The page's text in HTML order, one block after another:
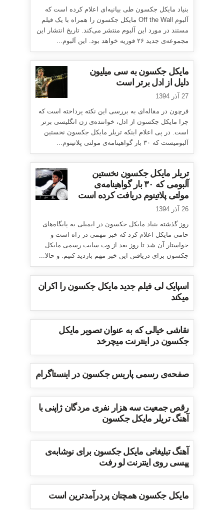
بنیاد مایکل جکسون طی بیانیه‌ای اعلام کرده است که
آلبوم Off the Wall مایکل جکسون را همراه با یک فیلم
مستند در مورد این آلبوم منتشر می‌کند. تاریخ انتشار این
مجموعه‌ی جدید ۲۶ فوریه خواهد بود. این آلبوم...
مایکل جکسون به سی میلیون
دلیل از ادل برتر است
27 آذر 1394
فرچون در مقاله‌ای به بررسی این نکته پرداخته است که
چرا مایکل جکسون از ادل، خواننده‌ی زن انگلیسی برتر
است. در پی اعلام اینکه تریلر مایکل جکسون نخستین
آلبومیست که ۳۰ بار گواهینامه‌ی مولتی پلاتینوم...
تریلر مایکل جکسون نخستین
آلبومی که ۳۰ بار گواهینامه‌ی
مولتی پلاتینوم دریافت کرده است
26 آذر 1394
روز گذشته بنیاد مایکل جکسون در ایمیلی به پایگاه‌های
حامی مایکل اعلام کرد که خبر مهمی در راه است و
خواستار آن شد تا روز بعد از وب سایت رسمی مایکل
جکسون برای دریافتن این خبر مهم بازدید کنیم. و حالا...
اسپایک لی فیلم جدید مایکل جکسون را اکران
میکند
نقاشی خیالی که به عنوان تصویر مایکل
جکسون در اینترنت میچرخد
صفحه‌ی رسمی پاریس جکسون در اینستاگرام
رقص جمعیت سه هزار نفری مردگان ژاپنی با
آهنگ تریلر مایکل جکسون
آهنگ تبلیغاتی مایکل جکسون برای نوشابه‌ی
پپسی روی اینترنت لو رفت
مایکل جکسون همچنان پردرآمدترین است